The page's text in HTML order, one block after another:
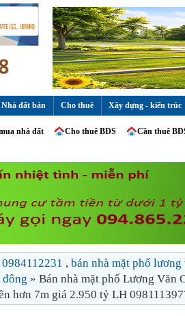
Nhà đất bán Cho thuê Xây dựng - kiến trúc
nhà đất Cho thuê BĐS Cần thuê
0984112231 , bán nhà mặt phố lương
đông » Bán nhà mặt phố Lương Văn
hơn 7m giá 2.950 tỷ LH